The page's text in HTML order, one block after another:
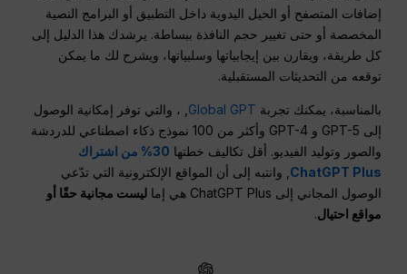
إضافات المتصفح أو الحيل اليدوية داخل التطبيق أو البرامج النصية
المخصصة أو حتى تغيير حجم النافذة ببساطة. يرشدك هذا الدليل إلى
كل طريقة، ويقارن بين إيجابياتها وسلبياتها، ويشرح لك ما يمكن
توقعه من التحديثات المستقبلية.
بالمناسبة، يمكنك تجربة Global GPT , ، والتي توفر إمكانية الوصول
إلى GPT-5 و GPT-4 وأكثر من 100 نموذج ذكاء اصطناعي للدردشة
والصور وتوليد الفيديو. أقل تكاليف خطتها
30% من اشتراك
ChatGPT Plus , وانتبه إلى أن المواقع الإلكترونية التي تدّعي
الوصول المجاني إلى ChatGPT Plus هي إما
ليست مجانية حقًا أو
مواقع احتيال.